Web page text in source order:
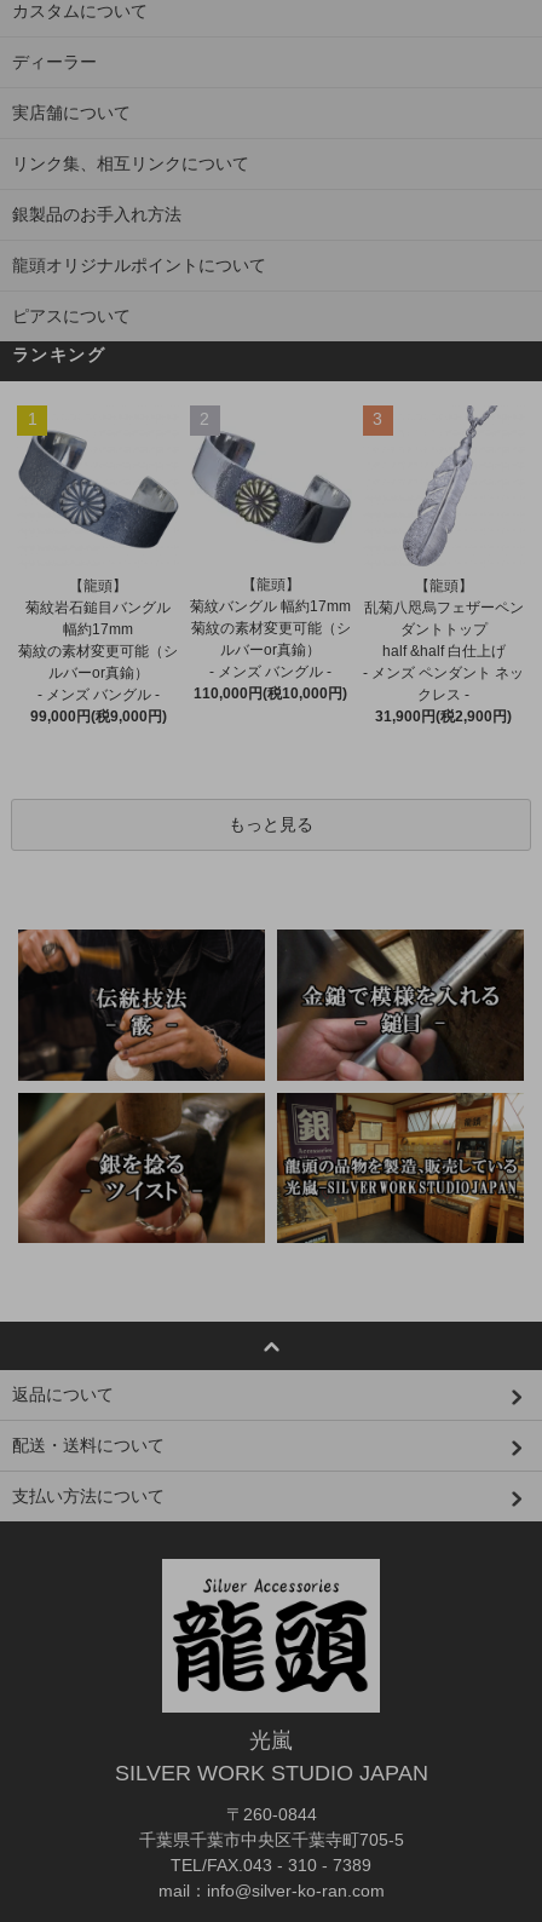
カスタムについて
ディーラー
実店舗について
リンク集、相互リンクについて
銀製品のお手入れ方法
龍頭オリジナルポイントについて
ピアスについて
ランキング
1
【龍頭】
菊紋岩石鎚目バングル
幅約17mm
菊紋の素材変更可能（シ
ルバーor真鍮）
- メンズ バングル -
99,000円(税9,000円)
2
【龍頭】
菊紋バングル 幅約17mm
菊紋の素材変更可能（シ
ルバーor真鍮）
- メンズ バングル -
110,000円(税10,000円)
3
【龍頭】
乱菊八咫烏フェザーペン
ダントトップ
half &half 白仕上げ
- メンズ ペンダント ネッ
クレス -
31,900円(税2,900円)
もっと見る
返品について
配送・送料について
支払い方法について
光嵐
SILVER WORK STUDIO JAPAN
〒260-0844
千葉県千葉市中央区千葉寺町705-5
TEL/FAX.043 - 310 - 7389
mail：info@silver-ko-ran.com